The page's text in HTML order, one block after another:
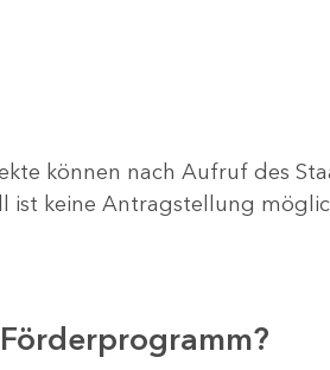
können nach Aufruf des
ist keine Antragstellung